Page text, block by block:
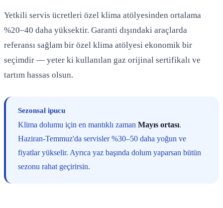
Yetkili servis ücretleri özel klima atölyesinden ortalama
%20–40 daha yüksektir. Garanti dışındaki araçlarda
referansı sağlam bir özel klima atölyesi ekonomik bir
seçimdir — yeter ki kullanılan gaz orijinal sertifikalı ve
tartım hassas olsun.
Sezonsal ipucu
Klima dolumu için en mantıklı zaman Mayıs ortası.
Haziran-Temmuz'da servisler %30–50 daha yoğun ve
fiyatlar yükselir. Ayrıca yaz başında dolum yaparsan bütün
sezonu rahat geçirirsin.